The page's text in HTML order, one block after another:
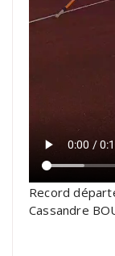
Record
Cassandre